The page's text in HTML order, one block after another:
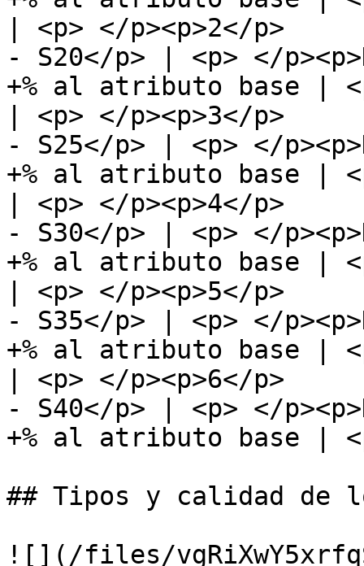
| <p> </p><p>2</p>
- S20</p> | <p> </
+% al atributo base |
| <p> </p><p>3</p>
- S25</p> | <p> </
+% al atributo base |
| <p> </p><p>4</p>
- S30</p> | <p> </
+% al atributo base |
| <p> </p><p>5</p>
- S35</p> | <p> </
+% al atributo base |
| <p> </p><p>6</p>
- S40</p> | <p> </
+% al atributo base |
## Tipos y calidad de
![](/files/